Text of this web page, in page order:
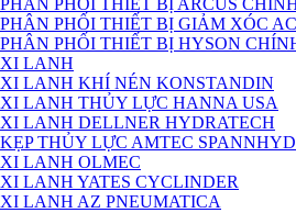
PHÂN PHỐI THIẾT BỊ ARCUS
PHÂN PHỐI THIẾT BỊ GIẢM XÓC
PHÂN PHỐI THIẾT BỊ HYSON
XI LANH
XI LANH KHÍ NÉN KONSTANDIN
XI LANH THỦY LỰC HANNA USA
XI LANH DELLNER HYDRATECH
KẸP THỦY LỰC AMTEC
XI LANH OLMEC
XI LANH YATES CYCLINDER
XI LANH AZ PNEUMATICA